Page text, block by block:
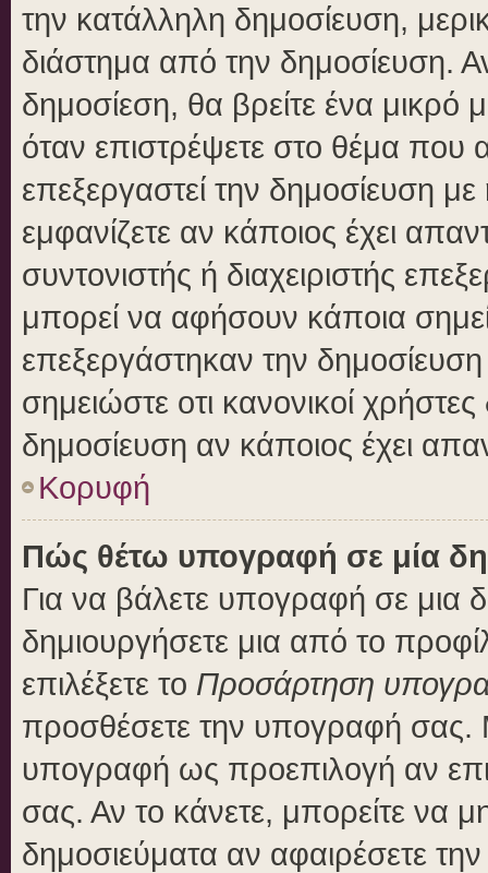
την κατάλληλη δημοσίευση,
διάστημα από την δημοσίευση.
δημοσίεση, θα βρείτε ένα
όταν επιστρέψετε στο θέμα που
επεξεργαστεί την δημοσίευση
εμφανίζετε αν κάποιος έχει
συντονιστής ή διαχειριστής
μπορεί να αφήσουν κάποια
επεξεργάστηκαν την
σημειώστε οτι κανονικοί
δημοσίευση αν κάποιος έχει
Κορυφή
Πώς θέτω υπογραφή σε μία
Για να βάλετε υπογραφή σε μια
δημιουργήσετε μια από το
επιλέξετε το Προσάρτηση
προσθέσετε την υπογραφή σας.
υπογραφή ως προεπιλογή αν
σας. Αν το κάνετε, μπορείτε να
δημοσιεύματα αν αφαιρέσετε